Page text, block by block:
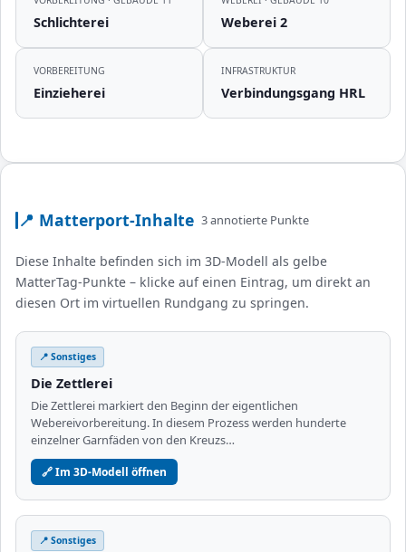
Schlichterei Weberei 2
VORBEREITUNG
Einzieherei
INFRASTRUKTUR
Verbindungsgang HRL
📍 Matterport-Inhalte 3 annotierte Punkte
Diese Inhalte befinden sich im 3D-Modell als gelbe
MatterTag-Punkte – klicke auf einen Eintrag, um direkt an
diesen Ort im virtuellen Rundgang zu springen.
📍 Sonstiges
Die Zettlerei
Die Zettlerei markiert den Beginn der eigentlichen
Webereivorbereitung. In diesem Prozess werden hunderte
einzelner Garnfäden von den Kreuzs…
🔗 Im 3D-Modell öffnen
📍 Sonstiges